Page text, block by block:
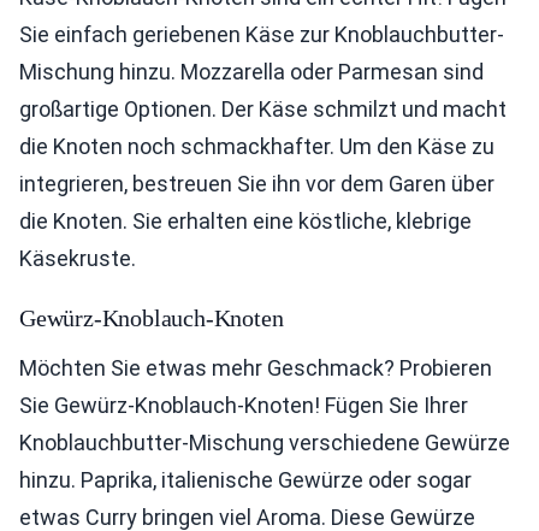
Sie einfach geriebenen Käse zur Knoblauchbutter-
Mischung hinzu. Mozzarella oder Parmesan sind
großartige Optionen. Der Käse schmilzt und macht
die Knoten noch schmackhafter. Um den Käse zu
integrieren, bestreuen Sie ihn vor dem Garen über
die Knoten. Sie erhalten eine köstliche, klebrige
Käsekruste.
Gewürz-Knoblauch-Knoten
Möchten Sie etwas mehr Geschmack? Probieren
Sie Gewürz-Knoblauch-Knoten! Fügen Sie Ihrer
Knoblauchbutter-Mischung verschiedene Gewürze
hinzu. Paprika, italienische Gewürze oder sogar
etwas Curry bringen viel Aroma. Diese Gewürze